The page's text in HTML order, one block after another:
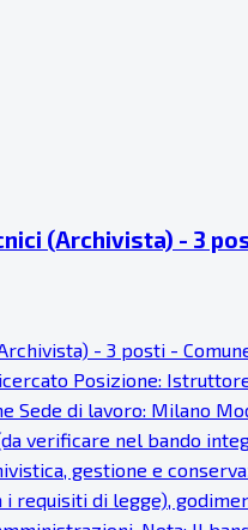
(Archivista) - 3
- 3 posti -
Posizione:
Sede di lavoro: Milano
verificare nel bando
gestione e
i requisiti di legge),